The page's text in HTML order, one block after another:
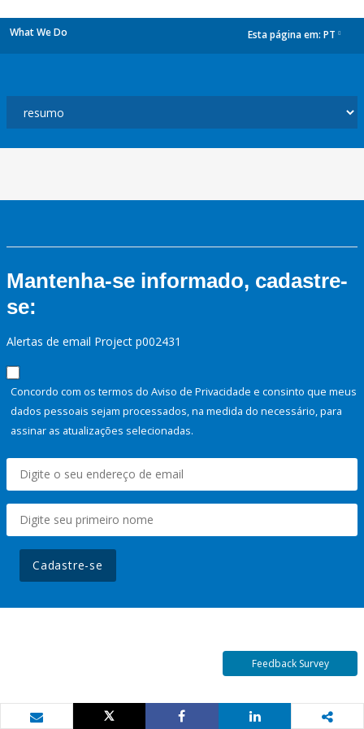
What We Do Esta página em: PT
Mantenha-se informado, cadastre-
se:
Alertas de email Project p002431
Concordo com os termos do Aviso de Privacidade e consinto que meus
dados pessoais sejam processados, na medida do necessário, para
assinar as atualizações selecionadas.
Cadastre-se
Feedback Survey